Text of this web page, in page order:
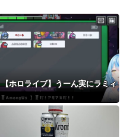
【ホロライブ】うーん実にラミィ